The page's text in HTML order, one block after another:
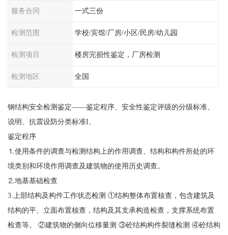
服务合同 一式三份
检测范围 学校/宾馆/厂房/小区/民房/幼儿园
检测项目 楼房完损性鉴定，厂房检测
检测地区 全国
钢结构安全检测鉴定——鉴定程序、安全性鉴定评级的分级标准、
说明、抗震设防分类标准I、
鉴定程序
⒈使用条件的调查与检测结构上的作用调查、结构和构件所处的环
境类别和环境作用调查及建筑物的使用历史调查。
⒉地基基础检查
3.上部结构及构件工作状态检测 ①结构整体布置核查，包含建筑及
结构的平、立面布置核查，结构及其支承构造检查，支撑系统布置
检查等。 ②建筑物的侧向位移量测 ③砼结构构件裂缝检测 ④砼结构